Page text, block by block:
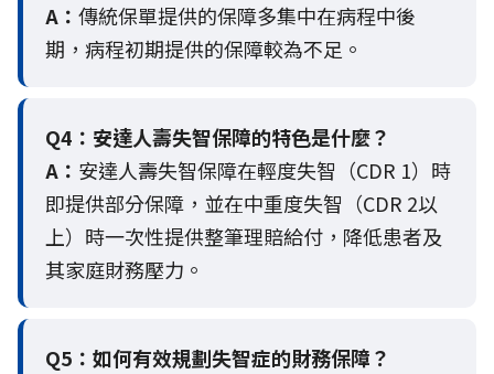
A： 傳統保單提供的保障多集中在病程中後
期，病程初期提供的保障較為不足。
Q4： 安達人壽失智保障的特色是什麼？
A： 安達人壽失智保障在輕度失智（CDR 1）時
即提供部分保障，並在中重度失智（CDR 2以
上）時一次性提供整筆理賠給付，降低患者及
其家庭財務壓力。
Q5： 如何有效規劃失智症的財務保障？